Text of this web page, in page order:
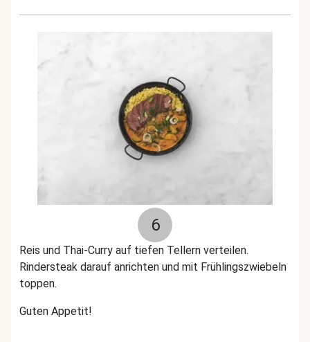
6
Reis und Thai-Curry auf tiefen Tellern verteilen.
Rindersteak darauf anrichten und mit Frühlingszwiebeln
toppen.
Guten Appetit!